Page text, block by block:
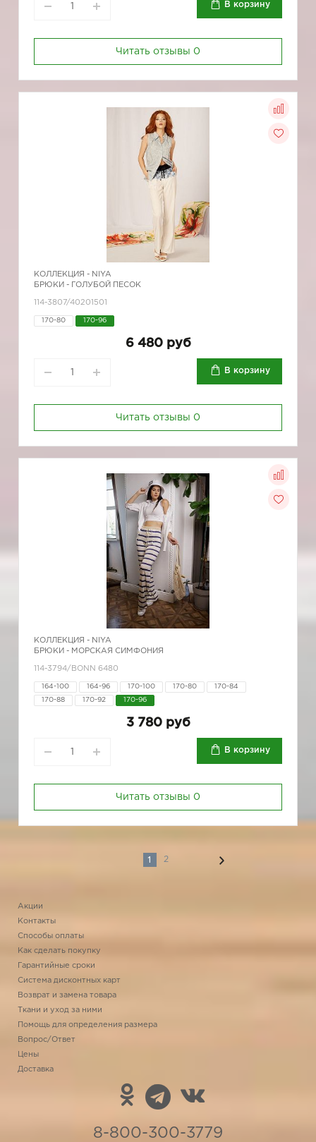
В корзину
Читать отзывы 0
КОЛЛЕКЦИЯ - NIYA
БРЮКИ - ГОЛУБОЙ ПЕСОК
114-3807/40201501
170-80 170-96
6 480 руб
В корзину
Читать отзывы 0
КОЛЛЕКЦИЯ - NIYA
БРЮКИ - МОРСКАЯ СИМФОНИЯ
114-3794/BONN 6480
164-100 164-96 170-100 170-80 170-84
170-88 170-92 170-96
3 780 руб
В корзину
Читать отзывы 0
1 2
Акции
Контакты
Способы оплаты
Как сделать покупку
Гарантийные сроки
Система дисконтных карт
Возврат и замена товара
Ткани и уход за ними
Помощь для определения размера
Вопрос/Ответ
Цены
Доставка
8-800-300-3779